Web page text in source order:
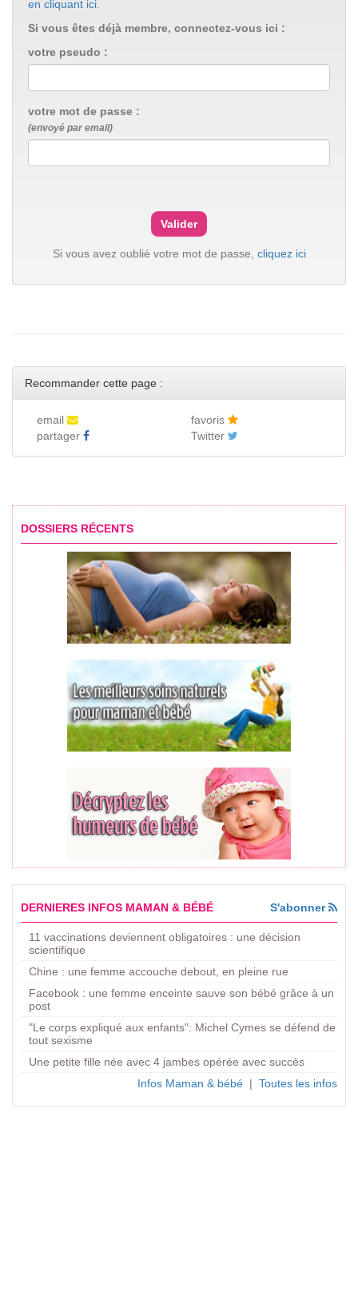
en cliquant ici.
Si vous êtes déjà membre, connectez-vous ici :
votre pseudo :
votre mot de passe :
(envoyé par email)
Si vous avez oublié votre mot de passe, cliquez ici
Recommander cette page :
email
favoris
partager
Twitter
DOSSIERS RÉCENTS
DERNIERES INFOS MAMAN & BÉBÉ S'abonner
11 vaccinations deviennent obligatoires : une décision
scientifique
Chine : une femme accouche debout, en pleine rue
Facebook : une femme enceinte sauve son bébé grâce à un
post
"Le corps expliqué aux enfants": Michel Cymes se défend de
tout sexisme
Une petite fille née avec 4 jambes opérée avec succès
Infos Maman & bébé | Toutes les infos